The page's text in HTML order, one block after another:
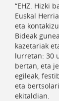
“EHZ. Hizki
Euskal
eta
Bideak
kazetariak
lurretan: 30
bertan, eta
egileak,
eta
ekitaldian.